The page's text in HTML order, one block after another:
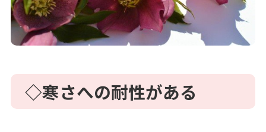
◇寒さへの耐性がある